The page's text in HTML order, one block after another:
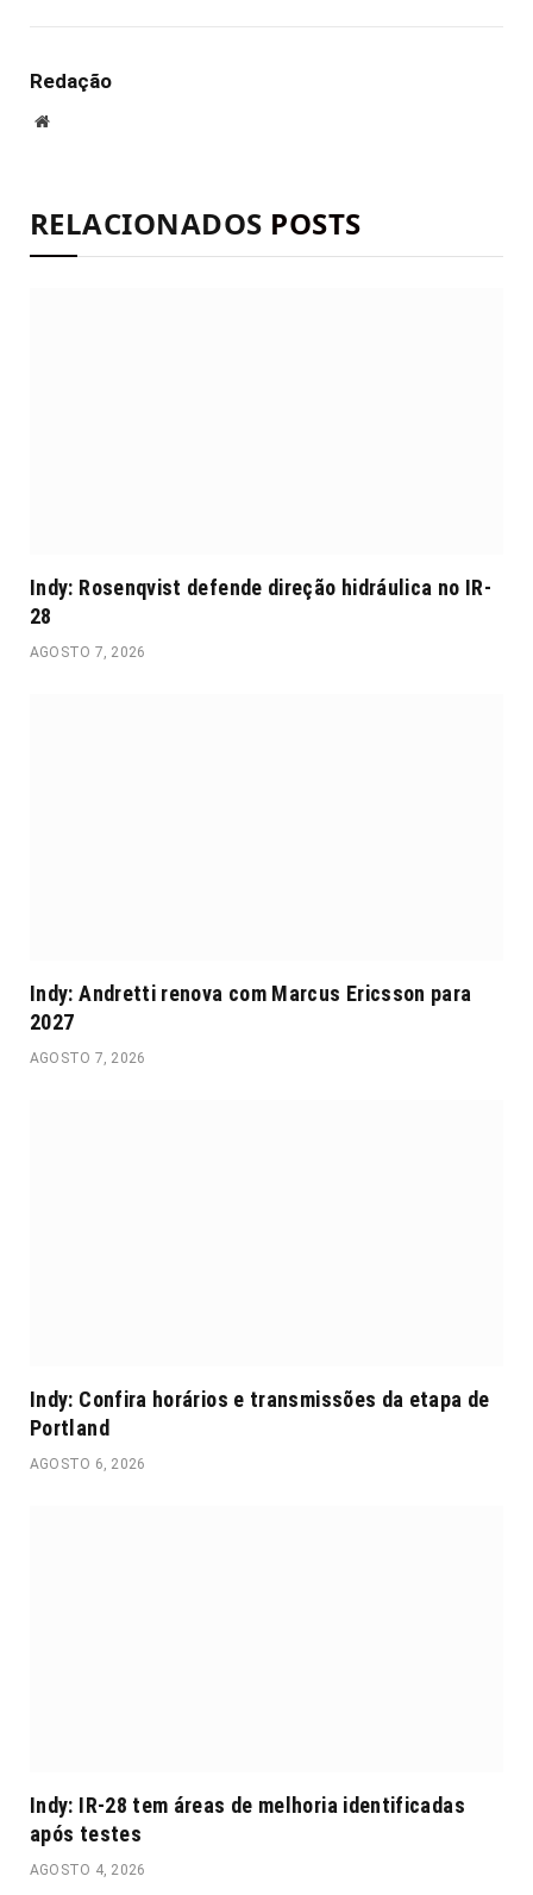
Redação
Site
RELACIONADOS POSTS
Indy: Rosenqvist defende direção hidráulica no IR-
28
AGOSTO 7, 2026
Indy: Andretti renova com Marcus Ericsson para
2027
AGOSTO 7, 2026
Indy: Confira horários e transmissões da etapa de
Portland
AGOSTO 6, 2026
Indy: IR-28 tem áreas de melhoria identificadas
após testes
AGOSTO 4, 2026